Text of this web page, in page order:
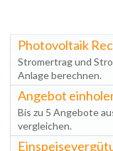
Photovoltaik
Stromertrag und
Anlage berechnen.
Angebot
Bis zu 5 Angebote
vergleichen.